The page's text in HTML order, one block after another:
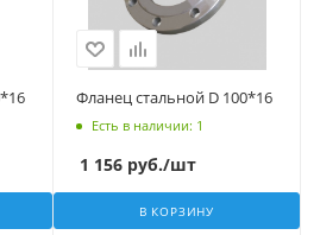
Фланец стальной D 100*16
Есть в наличии: 1
1 156 руб./шт
В КОРЗИНУ